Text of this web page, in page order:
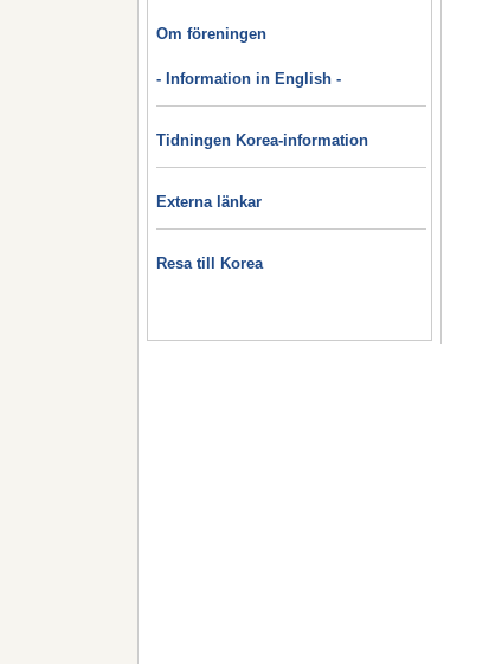
Om föreningen
- Information in English -
Tidningen Korea-information
Externa länkar
Resa till Korea